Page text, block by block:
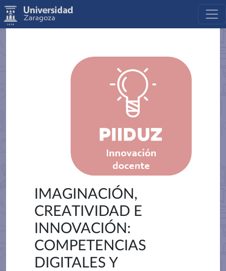
IMAGINACIÓN,
CREATIVIDAD E
INNOVACIÓN:
COMPETENCIAS
DIGITALES Y